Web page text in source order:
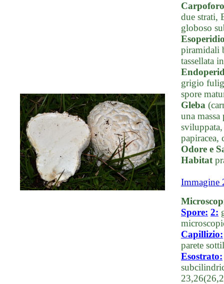
Carpoforo
due strati,
globoso
piramidali
tassellata
grigio
spore
Gleba
una
sviluppata,
papiracea,
Odore e
Habitat
Immagine
Spore: 2:
Capillizio:
parete
Esostrato: